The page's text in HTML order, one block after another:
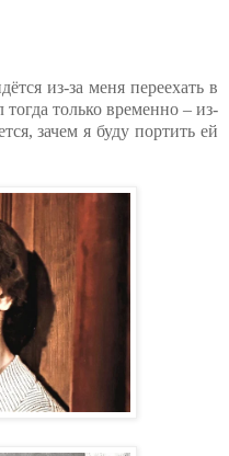
из-за меня переехать в
только временно – из-
зачем я буду портить ей